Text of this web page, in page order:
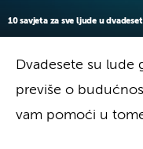
10 savjeta za sve ljude u
Dvadesete su lude
previše o
vam pomoći u